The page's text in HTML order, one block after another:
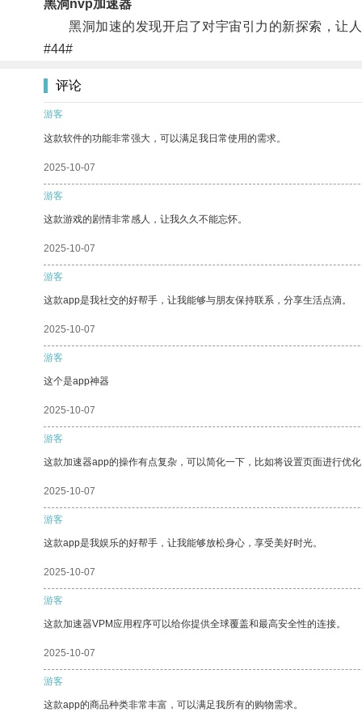
黑洞nvp加速器
黑洞加速的发现开启了对宇宙引力的新探索，让
#44#
评论
游客
这款软件的功能非常强大，可以满足我日常使用的需求。
2025-10-07
游客
这款游戏的剧情非常感人，让我久久不能忘怀。
2025-10-07
游客
这款app是我社交的好帮手，让我能够与朋友保持联系，分享生活点滴。
2025-10-07
游客
这个是app神器
2025-10-07
游客
这款加速器app的操作有点复杂，可以简化一下，比如将设置页面进行优
2025-10-07
游客
这款app是我娱乐的好帮手，让我能够放松身心，享受美好时光。
2025-10-07
游客
这款加速器VPM应用程序可以给你提供全球覆盖和最高安全性的连接。
2025-10-07
游客
这款app的商品种类非常丰富，可以满足我所有的购物需求。